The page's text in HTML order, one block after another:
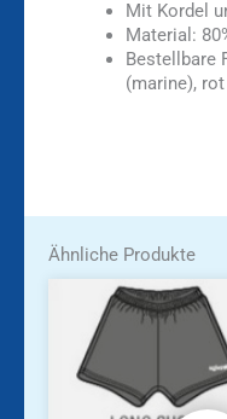
Mit Kordel
Material:
Bestellbare
(marine),
Ähnliche Produkte
Dieses
Produkt
weist
mehrere
Varianten